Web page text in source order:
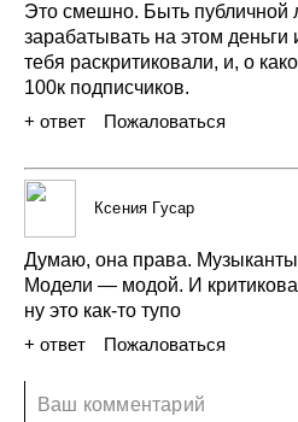
Это смешно. Быть публичной
зарабатывать на этом деньги
тебя раскритиковали, и, о
100к подписчиков.
+ ответ
Пожаловаться
Ксения Гусар
Думаю, она права. Музыканты
Модели — модой. И
ну это как-то тупо
+ ответ
Пожаловаться